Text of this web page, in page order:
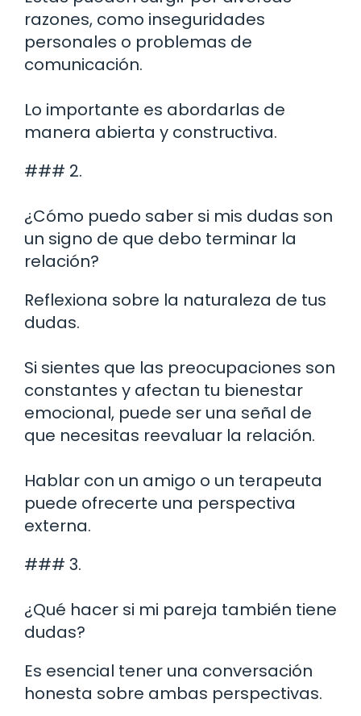
razones, como inseguridades
personales o problemas de
comunicación.
Lo importante es abordarlas de
manera abierta y constructiva.
### 2.
¿Cómo puedo saber si mis dudas son
un signo de que debo terminar la
relación?
Reflexiona sobre la naturaleza de tus
dudas.
Si sientes que las preocupaciones son
constantes y afectan tu bienestar
emocional, puede ser una señal de
que necesitas reevaluar la relación.
Hablar con un amigo o un terapeuta
puede ofrecerte una perspectiva
externa.
### 3.
¿Qué hacer si mi pareja también tiene
dudas?
Es esencial tener una conversación
honesta sobre ambas perspectivas.